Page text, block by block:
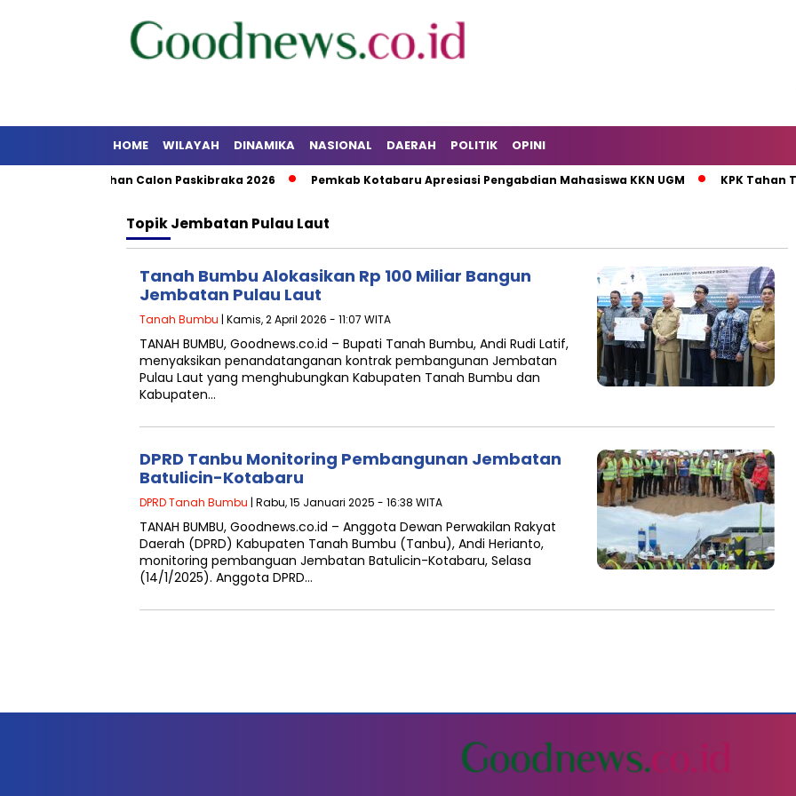
HOME WILAYAH DINAMIKA NASIONAL DAERAH POLITIK OPINI
dan Pelatihan Calon Paskibraka 2026 Pemkab Kotabaru Apresiasi Pengabdian Mahasiswa KKN UGM KPK Tahan
TopikJembatan Pulau Laut
Tanah Bumbu Alokasikan Rp 100 Miliar Bangun
Jembatan Pulau Laut
Tanah Bumbu | Kamis, 2 April 2026 - 11:07 WITA
TANAH BUMBU, Goodnews.co.id – Bupati Tanah Bumbu, Andi Rudi Latif,
menyaksikan penandatanganan kontrak pembangunan Jembatan
Pulau Laut yang menghubungkan Kabupaten Tanah Bumbu dan
Kabupaten…
DPRD Tanbu Monitoring Pembangunan Jembatan
Batulicin-Kotabaru
DPRD Tanah Bumbu | Rabu, 15 Januari 2025 - 16:38 WITA
TANAH BUMBU, Goodnews.co.id – Anggota Dewan Perwakilan Rakyat
Daerah (DPRD) Kabupaten Tanah Bumbu (Tanbu), Andi Herianto,
monitoring pembanguan Jembatan Batulicin-Kotabaru, Selasa
(14/1/2025). Anggota DPRD…